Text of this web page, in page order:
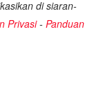
di siaran-
Privasi- Panduan